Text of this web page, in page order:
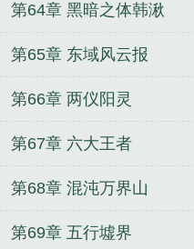
第64章 黑暗之体韩湫
第65章 东域风云报
第66章 两仪阳灵
第67章 六大王者
第68章 混沌万界山
第69章 五行墟界